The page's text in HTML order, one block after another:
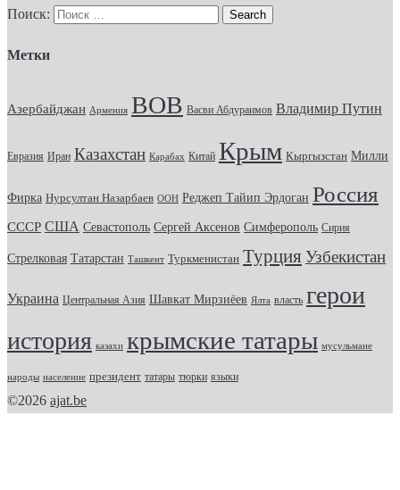
Поиск:
Метки
Азербайджан Армения ВОВ Васви Абдураимов Владимир Путин
Евразия Иран Казахстан Карабах Китай Крым Кыргызстан Милли
Фирка Нурсултан Назарбаев ООН Реджеп Тайип Эрдоган Россия
СССР США Севастополь Сергей Аксенов Симферополь Сирия
Стрелковая Татарстан Ташкент Туркменистан Турция Узбекистан
Украина Центральная Азия Шавкат Мирзиёев Ялта власть герои
история казахи крымские татары мусульмане
народы население президент татары тюрки языки
©2026 ajat.be